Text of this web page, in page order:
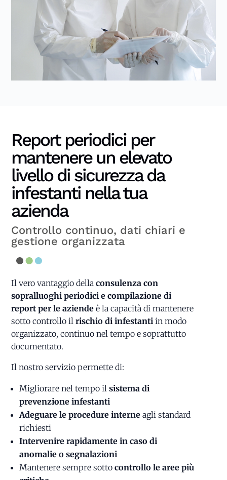
Report periodici per
mantenere un elevato
livello di sicurezza da
infestanti nella tua
azienda
Controllo continuo, dati chiari e
gestione organizzata
Il vero vantaggio dellaconsulenza con
sopralluoghi periodici e compilazione di
report per le aziende è la capacità di mantenere
sotto controllo ilrischio di infestanti in modo
organizzato, continuo nel tempo e soprattutto
documentato.
Il nostro servizio permette di:
Migliorare nel tempo ilsistema di
prevenzione infestanti
Adeguare le procedure interne agli standard
richiesti
Intervenire rapidamente in caso di
anomalie o segnalazioni
Mantenere sempre sottocontrollo le aree più